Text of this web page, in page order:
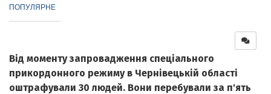
ПОПУЛЯРНЕ
Від моменту запровадження спеціального
прикордонного режиму в Чернівецькій області
оштрафували 30 людей. Вони перебували за п'ять